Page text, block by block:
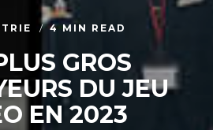
4 MIN READ
GROS
DU JEU
EN 2023